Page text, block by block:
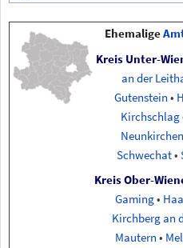
Ehemalige
Kreis Unter-
an der
Gutenstein •
Kirchschlag
Neunkirchen
Schwechat•
Kreis Ober-
Gaming•
Kirchberg an
Mautern •